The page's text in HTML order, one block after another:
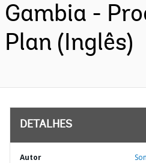
Gambia -
Plan (Inglês)
DETALHES
Autor